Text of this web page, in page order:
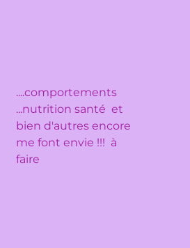
....comportements
...nutrition santé et
bien d'autres encore
me font envie !!! à
faire